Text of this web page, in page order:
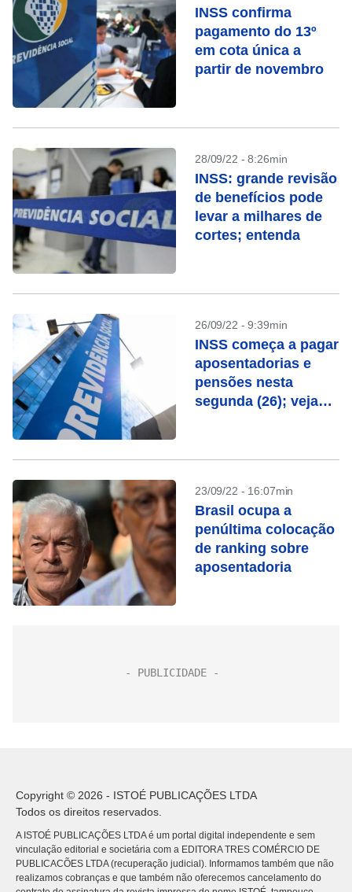
INSS confirma
pagamento do 13º
em cota única a
partir de novembro
28/09/22 - 8:26min
INSS: grande revisão
de benefícios pode
levar a milhares de
cortes; entenda
26/09/22 - 9:39min
INSS começa a pagar
aposentadorias e
pensões nesta
segunda (26); veja
23/09/22 - 16:07min
Brasil ocupa a
penúltima colocação
de ranking sobre
aposentadoria
Copyright © 2026 - ISTOÉ PUBLICAÇÕES LTDA
Todos os direitos reservados.
A ISTOÉ PUBLICAÇÕES LTDA é um portal digital independente e sem
vinculação editorial e societária com a EDITORA TRES COMÉRCIO DE
PUBLICACÕES LTDA (recuperação judicial). Informamos também que não
realizamos cobranças e que também não oferecemos cancelamento do